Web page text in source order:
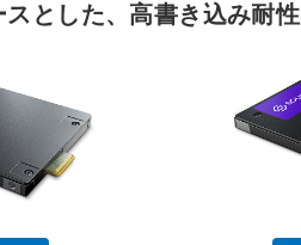
とした、高書き込み耐